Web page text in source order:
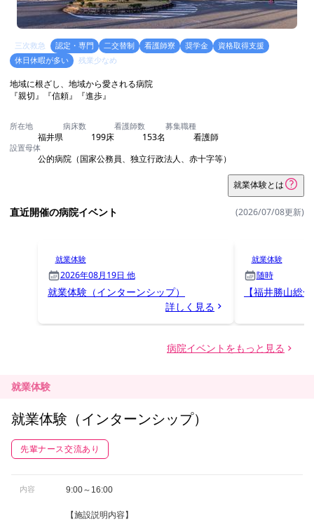
就業体験
就業体験（インターンシップ）
先輩ナース交流あり
内容 9:00～16:00
【施設説明内容】